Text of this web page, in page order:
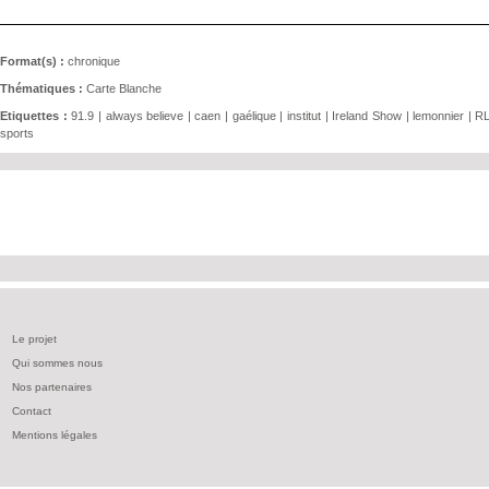
Format(s) : chronique
Thématiques : Carte Blanche
Etiquettes :91.9 | always believe |caen | gaélique| institut| Ireland Show|lemonnier |
sports
Le projet
Qui sommes nous
Nos partenaires
Contact
Mentions légales